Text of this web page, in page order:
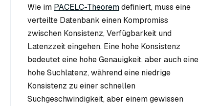
Wie im PACELC-Theoremdefiniert, muss eine
verteilte Datenbank einen Kompromiss
zwischen Konsistenz, Verfügbarkeit und
Latenzzeit eingehen. Eine hohe Konsistenz
bedeutet eine hohe Genauigkeit, aber auch eine
hohe Suchlatenz, während eine niedrige
Konsistenz zu einer schnellen
Suchgeschwindigkeit, aber einem gewissen